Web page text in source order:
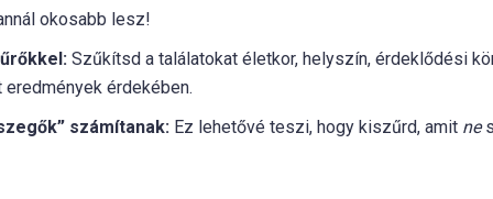
okosabb lesz!
Szűkítsd a találatokat életkor, helyszín, érdeklődési
érdekében.
számítanak: Ez lehetővé teszi, hogy kiszűrd, amit ne